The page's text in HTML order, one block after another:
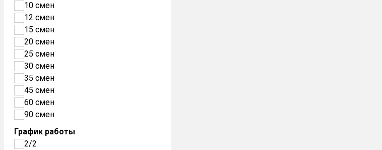
10 смен
12 смен
15 смен
20 смен
25 смен
30 смен
35 смен
45 смен
60 смен
90 смен
График работы
2/2